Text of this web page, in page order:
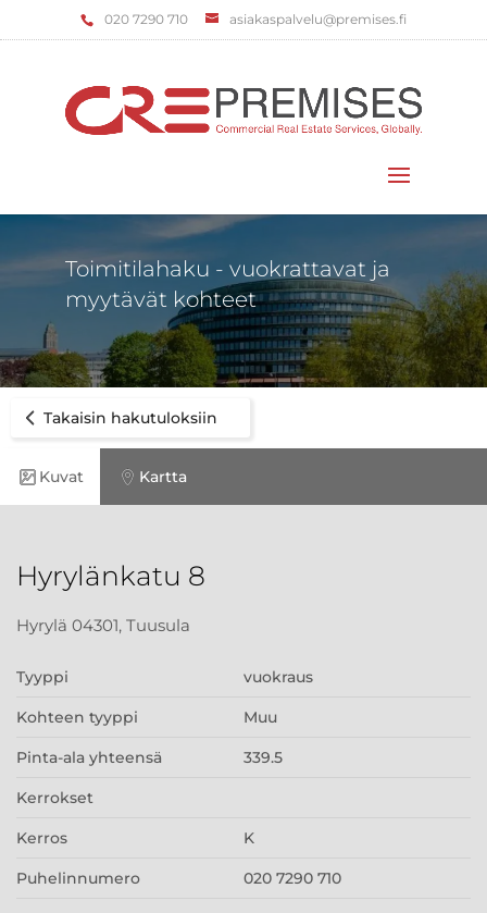
‌020 7290 710 asiakaspalvelu@premises.fi
Toimitilahaku - vuokrattavat ja
myytävät kohteet
Takaisin hakutuloksiin
Kuvat Kartta
Hyrylänkatu 8
Hyrylä 04301, Tuusula
Tyyppi vuokraus
Kohteen tyyppi Muu
Pinta-ala yhteensä 339.5
Kerrokset
Kerros K
Puhelinnumero 020 7290 710